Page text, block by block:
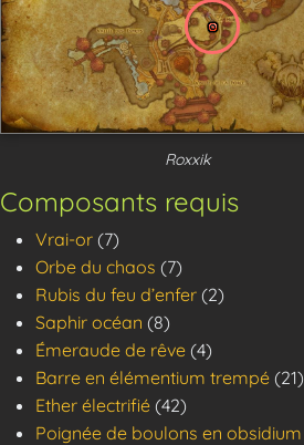
Roxxik
Composants requis
Vrai-or (7)
Orbe du chaos (7)
Rubis du feu d’enfer (2)
Saphir océan (8)
Émeraude de rêve (4)
Barre en élémentium trempé (21)
Ether électrifié (42)
Poignée de boulons en obsidium